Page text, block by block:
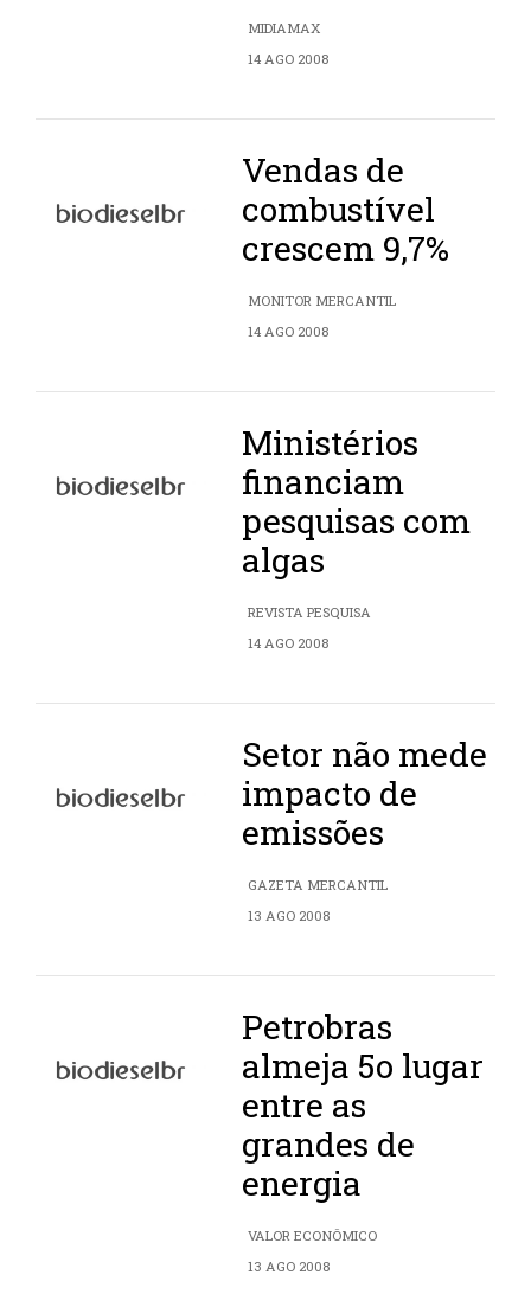
MIDIAMAX
14 AGO 2008
Vendas de
combustível
crescem 9,7%
MONITOR MERCANTIL
14 AGO 2008
Ministérios
financiam
pesquisas com
algas
REVISTA PESQUISA
14 AGO 2008
Setor não mede
impacto de
emissões
GAZETA MERCANTIL
13 AGO 2008
Petrobras
almeja 5o lugar
entre as
grandes de
energia
VALOR ECONÔMICO
13 AGO 2008